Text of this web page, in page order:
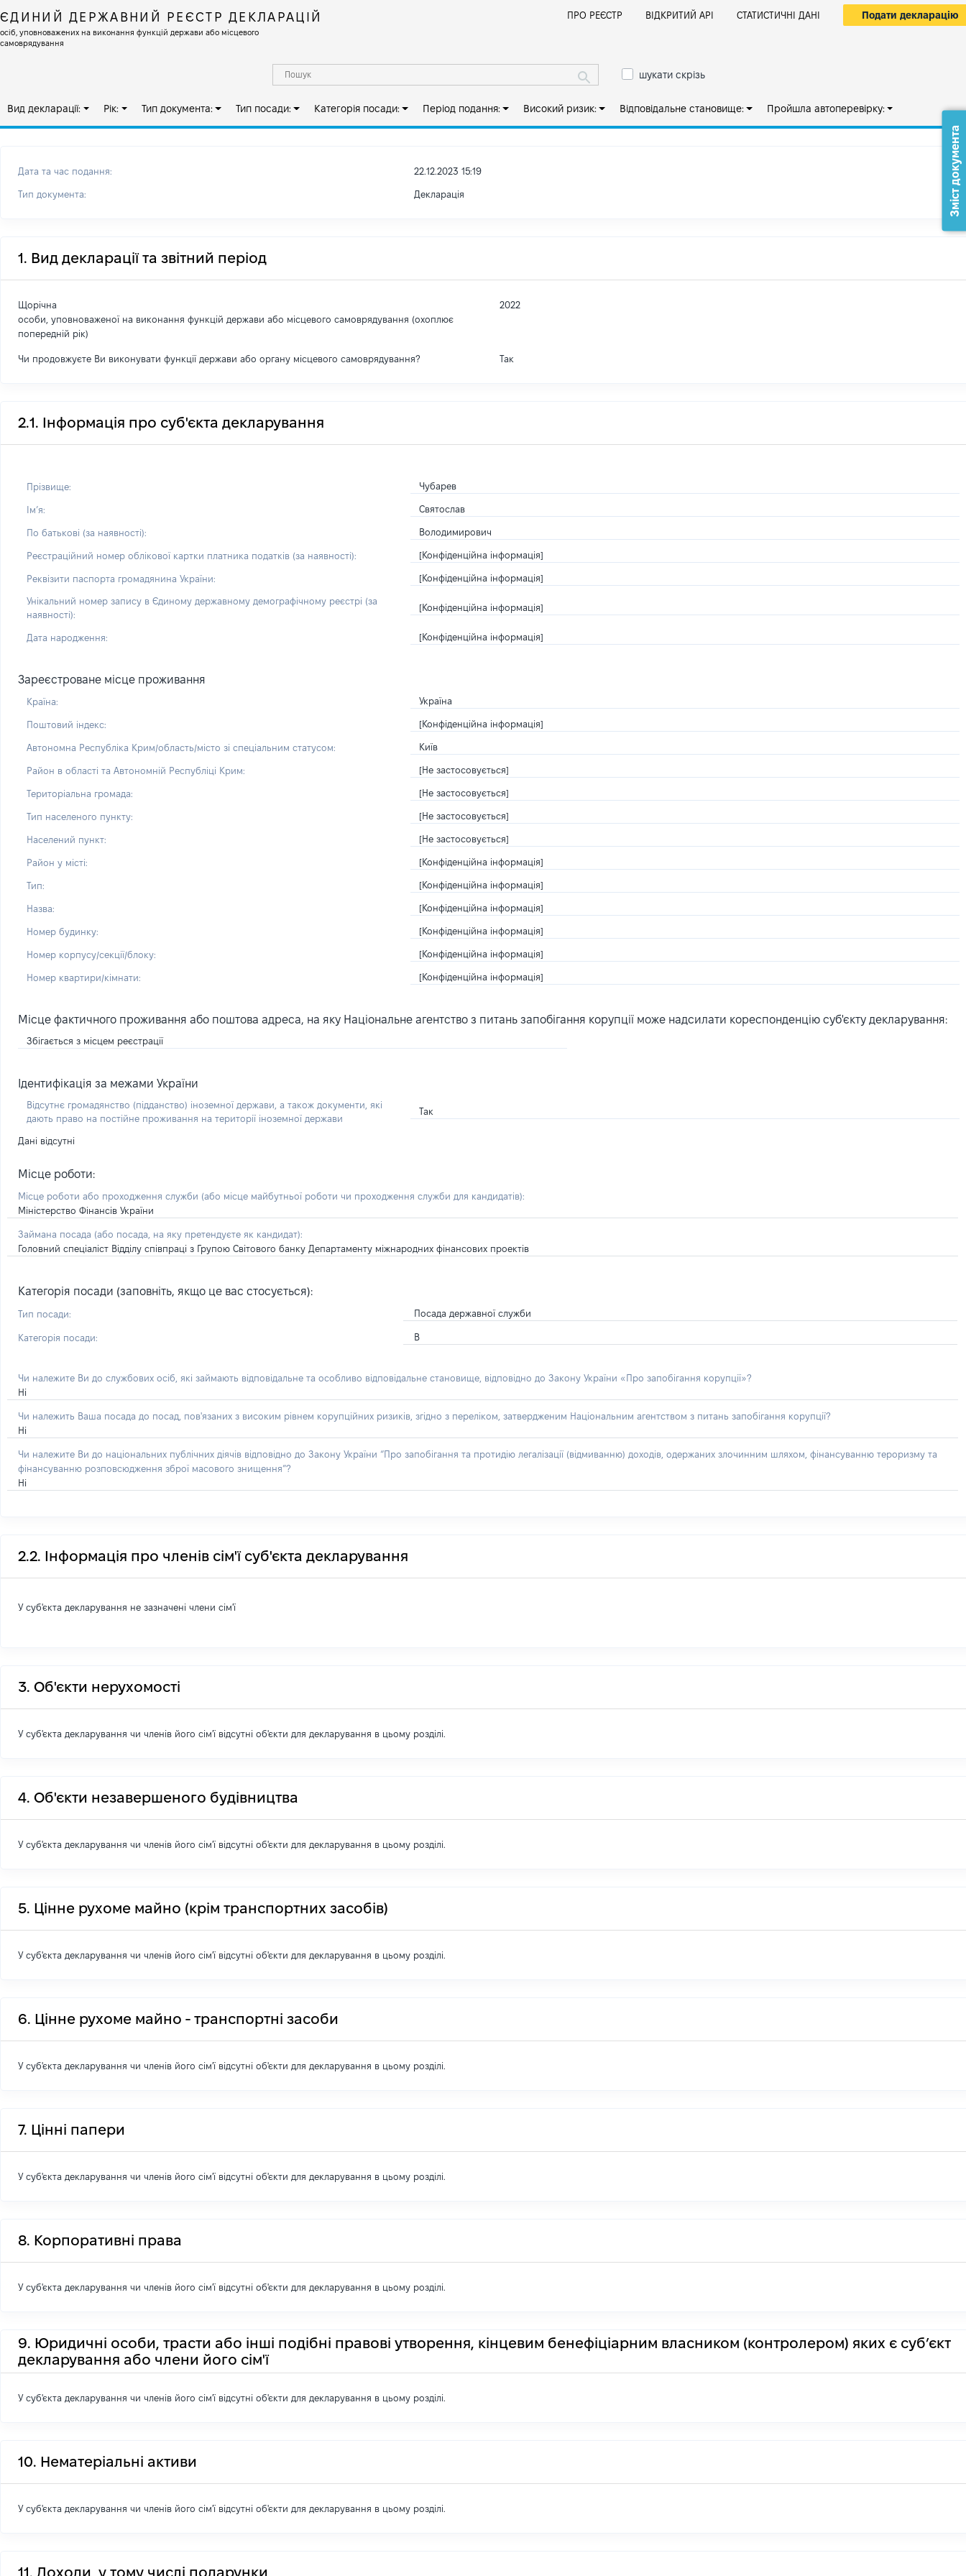
ЄДИНИЙ ДЕРЖАВНИЙ РЕЄСТР ДЕКЛАРАЦІЙ
осіб, уповноважених на виконання функцій держави або місцевого
самоврядування
ПРО РЕЄСТР ВІДКРИТИЙ АРІ СТАТИСТИЧНІ ДАНІ Подати декларацію
шукати скрізь
Вид декларації: Рік: Тип документа: Тип посади: Категорія посади: Період подання: Високий ризик: Відповідальне становище: Пройшла автоперевірку:
Дата та час подання: 22.12.2023 15:19
Тип документа: Декларація
1. Вид декларації та звітний період
Щорічна
особи, уповноваженої на виконання функцій держави або місцевого самоврядування (охоплює
попередній рік)
2022
Чи продовжуєте Ви виконувати функції держави або органу місцевого самоврядування? Так
2.1. Інформація про суб'єкта декларування
Прізвище: Чубарев
Імʼя: Святослав
По батькові (за наявності): Володимирович
Реєстраційний номер облікової картки платника податків (за наявності): [Конфіденційна інформація]
Реквізити паспорта громадянина України: [Конфіденційна інформація]
Унікальний номер запису в Єдиному державному демографічному реєстрі (за
наявності):
[Конфіденційна інформація]
Дата народження: [Конфіденційна інформація]
Зареєстроване місце проживання
Країна: Україна
Поштовий індекс: [Конфіденційна інформація]
Автономна Республіка Крим/область/місто зі спеціальним статусом: Київ
Район в області та Автономній Республіці Крим: [Не застосовується]
Територіальна громада: [Не застосовується]
Тип населеного пункту: [Не застосовується]
Населений пункт: [Не застосовується]
Район у місті: [Конфіденційна інформація]
Тип: [Конфіденційна інформація]
Назва: [Конфіденційна інформація]
Номер будинку: [Конфіденційна інформація]
Номер корпусу/секції/блоку: [Конфіденційна інформація]
Номер квартири/кімнати: [Конфіденційна інформація]
Місце фактичного проживання або поштова адреса, на яку Національне агентство з питань запобігання корупції може надсилати кореспонденцію суб'єкту декларування:
Збігається з місцем реєстрації
Ідентифікація за межами України
Відсутнє громадянство (підданство) іноземної держави, а також документи, які
дають право на постійне проживання на території іноземної держави
Так
Дані відсутні
Місце роботи:
Місце роботи або проходження служби (або місце майбутньої роботи чи проходження служби для кандидатів):
Міністерство Фінансів України
Займана посада (або посада, на яку претендуєте як кандидат):
Головний спеціаліст Відділу співпраці з Групою Світового банку Департаменту міжнародних фінансових проектів
Категорія посади (заповніть, якщо це вас стосується):
Тип посади: Посада державної служби
Категорія посади: В
Чи належите Ви до службових осіб, які займають відповідальне та особливо відповідальне становище, відповідно до Закону України «Про запобігання корупції»?
Ні
Чи належить Ваша посада до посад, пов'язаних з високим рівнем корупційних ризиків, згідно з переліком, затвердженим Національним агентством з питань запобігання корупції?
Ні
Чи належите Ви до національних публічних діячів відповідно до Закону України “Про запобігання та протидію легалізації (відмиванню) доходів, одержаних злочинним шляхом, фінансуванню тероризму та
фінансуванню розповсюдження зброї масового знищення”?
Ні
2.2. Інформація про членів сім'ї суб'єкта декларування
У суб'єкта декларування не зазначені члени сім'ї
3. Об'єкти нерухомості
У суб'єкта декларування чи членів його сім'ї відсутні об'єкти для декларування в цьому розділі.
4. Об'єкти незавершеного будівництва
У суб'єкта декларування чи членів його сім'ї відсутні об'єкти для декларування в цьому розділі.
5. Цінне рухоме майно (крім транспортних засобів)
У суб'єкта декларування чи членів його сім'ї відсутні об'єкти для декларування в цьому розділі.
6. Цінне рухоме майно - транспортні засоби
У суб'єкта декларування чи членів його сім'ї відсутні об'єкти для декларування в цьому розділі.
7. Цінні папери
У суб'єкта декларування чи членів його сім'ї відсутні об'єкти для декларування в цьому розділі.
8. Корпоративні права
У суб'єкта декларування чи членів його сім'ї відсутні об'єкти для декларування в цьому розділі.
9. Юридичні особи, трасти або інші подібні правові утворення, кінцевим бенефіціарним власником (контролером) яких є суб’єкт
декларування або члени його сім'ї
У суб'єкта декларування чи членів його сім'ї відсутні об'єкти для декларування в цьому розділі.
10. Нематеріальні активи
У суб'єкта декларування чи членів його сім'ї відсутні об'єкти для декларування в цьому розділі.
11. Доходи, у тому числі подарунки
Зміст документа